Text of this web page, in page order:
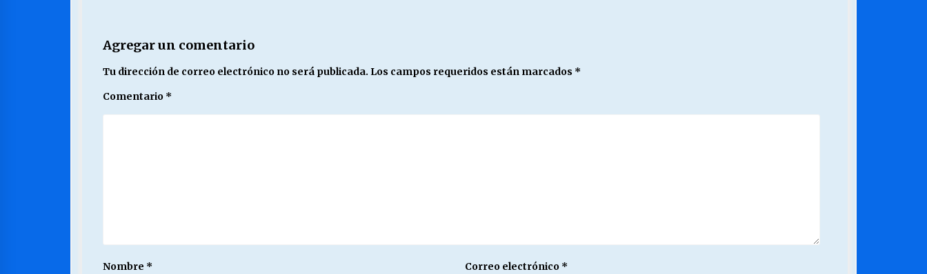
Agregar un comentario
Tu dirección de correo electrónico no será publicada. Los campos requeridos están marcados *
Comentario *
Nombre * Correo electrónico *